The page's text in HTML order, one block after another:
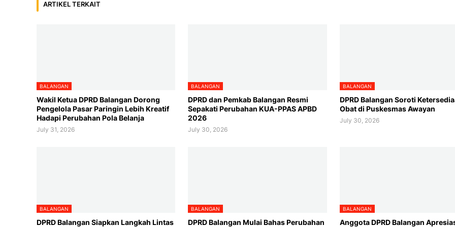
ARTIKEL TERKAIT
BALANGAN
Wakil Ketua DPRD Balangan Dorong
Pengelola Pasar Paringin Lebih Kreatif
Hadapi Perubahan Pola Belanja
July 31, 2026
BALANGAN
DPRD dan Pemkab Balangan Resmi
Sepakati Perubahan KUA-PPAS APBD
2026
July 30, 2026
BALANGAN
DPRD Balangan Soroti
Obat di Puskesmas Awayan
July 30, 2026
BALANGAN
DPRD Balangan Siapkan Langkah Lintas
BALANGAN
DPRD Balangan Mulai Bahas Perubahan
BALANGAN
Anggota DPRD Balangan